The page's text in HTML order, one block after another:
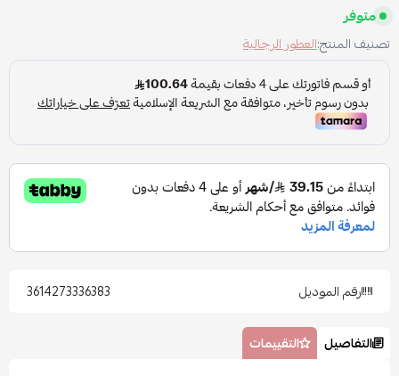
متوفر
تصنيف المنتج:العطور الرجالية
رقم الموديل 3614273336383
التفاصيل التقييمات